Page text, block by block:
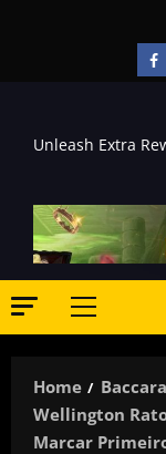
Unleash Extra
Primary
Home
Wellington
Marcar